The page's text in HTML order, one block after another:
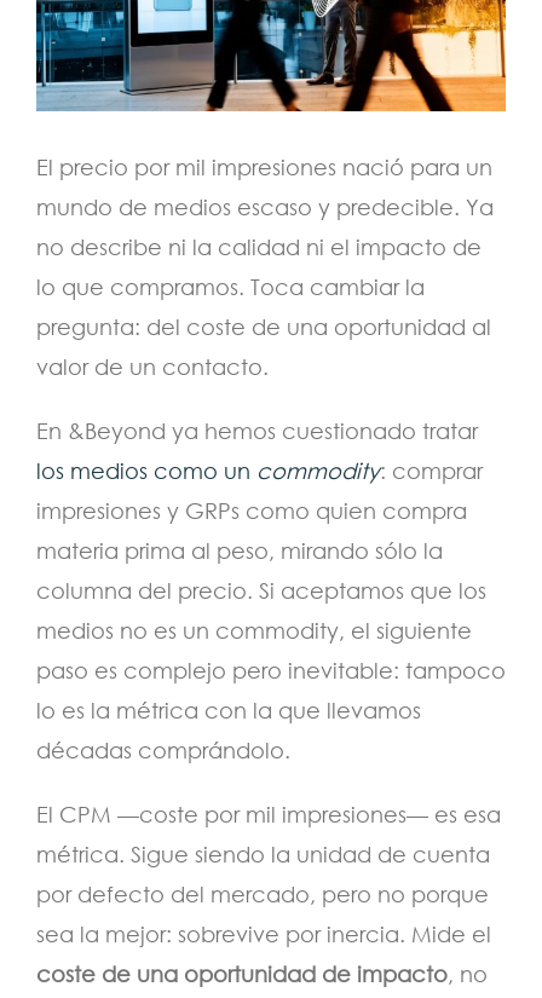
El precio por mil impresiones nació para un
mundo de medios escaso y predecible. Ya
no describe ni la calidad ni el impacto de
lo que compramos. Toca cambiar la
pregunta: del coste de una oportunidad al
valor de un contacto.
En &Beyond ya hemos cuestionado tratar
los medios como un commodity: comprar
impresiones y GRPs como quien compra
materia prima al peso, mirando sólo la
columna del precio. Si aceptamos que los
medios no es un commodity, el siguiente
paso es complejo pero inevitable: tampoco
lo es la métrica con la que llevamos
décadas comprándolo.
El CPM —coste por mil impresiones— es esa
métrica. Sigue siendo la unidad de cuenta
por defecto del mercado, pero no porque
sea la mejor: sobrevive por inercia. Mide el
coste de una oportunidad de impacto, no